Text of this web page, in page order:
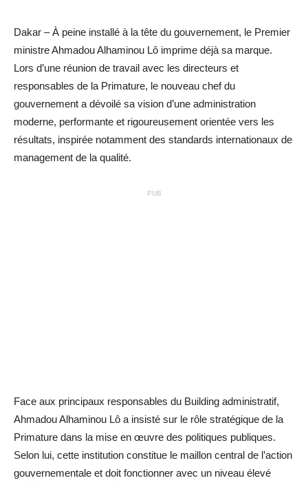
Dakar – À peine installé à la tête du gouvernement, le Premier
ministre Ahmadou Alhaminou Lô imprime déjà sa marque.
Lors d’une réunion de travail avec les directeurs et
responsables de la Primature, le nouveau chef du
gouvernement a dévoilé sa vision d’une administration
moderne, performante et rigoureusement orientée vers les
résultats, inspirée notamment des standards internationaux de
management de la qualité.
PUB
Face aux principaux responsables du Building administratif,
Ahmadou Alhaminou Lô a insisté sur le rôle stratégique de la
Primature dans la mise en œuvre des politiques publiques.
Selon lui, cette institution constitue le maillon central de l’action
gouvernementale et doit fonctionner avec un niveau élevé